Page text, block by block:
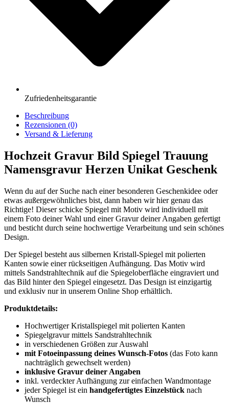
Zufriedenheitsgarantie
Beschreibung
Rezensionen (0)
Versand & Lieferung
Hochzeit Gravur Bild Spiegel Trauung
Namensgravur Herzen Unikat Geschenk
Wenn du auf der Suche nach einer besonderen Geschenkidee oder
etwas außergewöhnliches bist, dann haben wir hier genau das
Richtige! Dieser schicke Spiegel mit Motiv wird individuell mit
einem Foto deiner Wahl und einer Gravur deiner Angaben gefertigt
und besticht durch seine hochwertige Verarbeitung und sein schönes
Design.
Der Spiegel besteht aus silbernen Kristall-Spiegel mit polierten
Kanten sowie einer rückseitigen Aufhängung. Das Motiv wird
mittels Sandstrahltechnik auf die Spiegeloberfläche eingraviert und
das Bild hinter den Spiegel eingesetzt. Das Design ist einzigartig
und exklusiv nur in unserem Online Shop erhältlich.
Produktdetails:
Hochwertiger Kristallspiegel mit polierten Kanten
Spiegelgravur mittels Sandstrahltechnik
in verschiedenen Größen zur Auswahl
mit Fotoeinpassung deines Wunsch-Fotos (das Foto kann
nachträglich gewechselt werden)
inklusive Gravur deiner Angaben
inkl. verdeckter Aufhängung zur einfachen Wandmontage
jeder Spiegel ist ein handgefertigtes Einzelstück nach
Wunsch